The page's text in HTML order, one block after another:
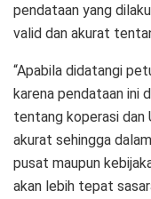
pendataan yang
valid dan akurat
“Apabila didatangi
karena pendataan ini
tentang koperasi dan
akurat sehingga
pusat maupun
akan lebih tepat